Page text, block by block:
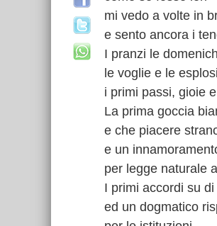
mi vedo a volte in
e sento ancora i
I pranzi le
le voglie e le
i primi passi, gioie
La prima goccia
e che piacere
e un
per legge naturale
I primi accordi su
ed un dogmatico